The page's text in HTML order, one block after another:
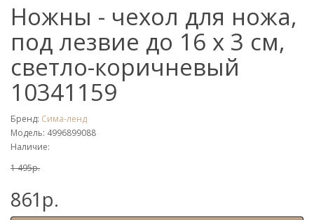
Ножны - чехол для ножа,
под лезвие до 16 х 3 см,
светло-коричневый
10341159
Бренд: Сима-ленд
Модель: 4996899088
Наличие:
1 495р.
861р.